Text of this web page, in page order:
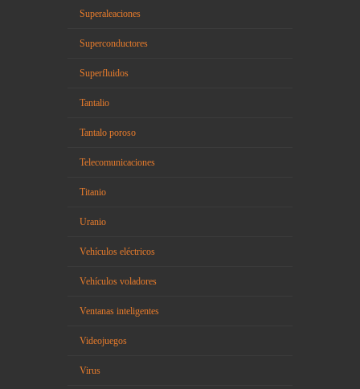
Superaleaciones
Superconductores
Superfluidos
Tantalio
Tantalo poroso
Telecomunicaciones
Titanio
Uranio
Vehículos eléctricos
Vehículos voladores
Ventanas inteligentes
Videojuegos
Virus